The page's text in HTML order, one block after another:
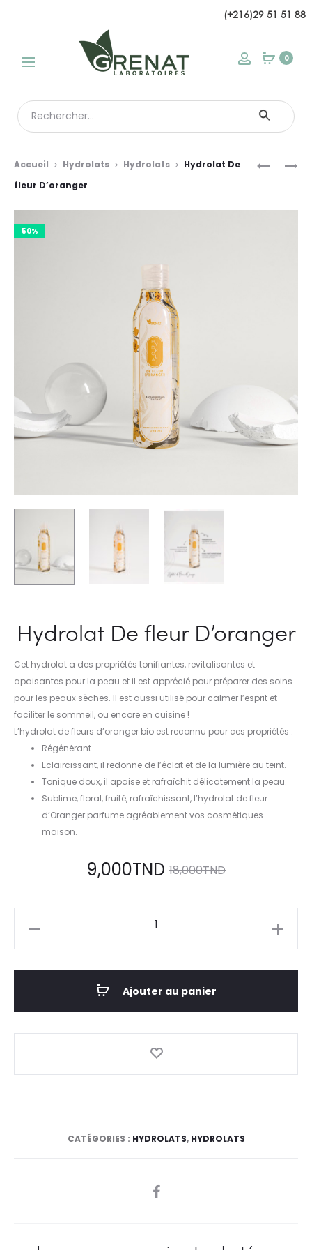
(+216)29 51 51 88
modal 0
Search
for:
SÉRUM
CRÈME
Accueil Hydrolats Hydrolats
Hydrolat De
fleur D’oranger
50%
Hydrolat De fleur D’oranger
Cet hydrolat a des propriétés tonifiantes, revitalisantes et
apaisantes pour la peau et il est apprécié pour préparer des soins
pour les peaux sèches. Il est aussi utilisé pour calmer l’esprit et
faciliter le sommeil, ou encore en cuisine !
L’hydrolat de fleurs d’oranger bio est reconnu pour ces propriétés :
Régénérant
Eclaircissant, il redonne de l’éclat et de la lumière au teint.
Tonique doux, il apaise et rafraîchit délicatement la peau.
Sublime, floral, fruité, rafraîchissant, l’hydrolat de fleur
d’Oranger parfume agréablement vos cosmétiques
maison.
18,000TND
9,000TND
D'oranger
Ajouter au panier
CATÉGORIES : HYDROLATS, HYDROLATS
SHARE